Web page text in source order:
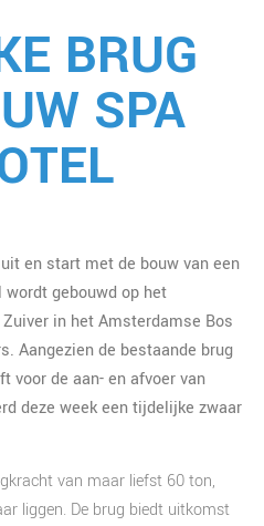
BRUG
SPA
en start met de bouw van een
gebouwd op het
in het Amsterdamse Bos
Aangezien de bestaande brug
voor de aan- en afvoer van
deze week een tijdelijke zwaar
van maar liefst 60 ton,
liggen. De brug biedt uitkomst